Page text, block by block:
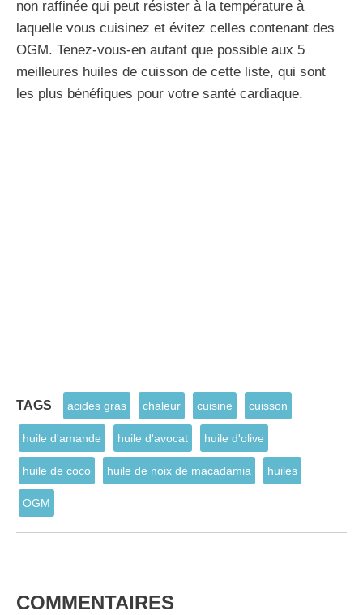
non raffinée qui peut résister à la température à
laquelle vous cuisinez et évitez celles contenant des
OGM. Tenez-vous-en autant que possible aux 5
meilleures huiles de cuisson de cette liste, qui sont
les plus bénéfiques pour votre santé cardiaque.
TAGS acides gras chaleur cuisine cuisson
huile d'amande huile d'avocat huile d'olive
huile de coco huile de noix de macadamia huiles
OGM
COMMENTAIRES